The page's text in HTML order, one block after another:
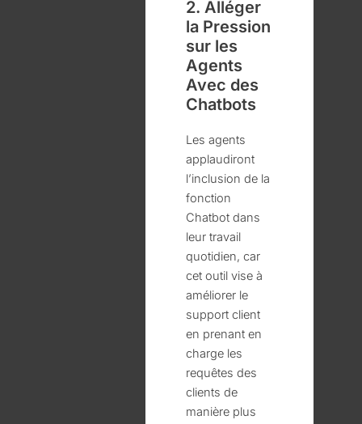
2. Alléger
la Pression
sur les
Agents
Avec des
Chatbots
Les agents
applaudiront
l’inclusion de la
fonction
Chatbot dans
leur travail
quotidien, car
cet outil vise à
améliorer le
support client
en prenant en
charge les
requêtes des
clients de
manière plus